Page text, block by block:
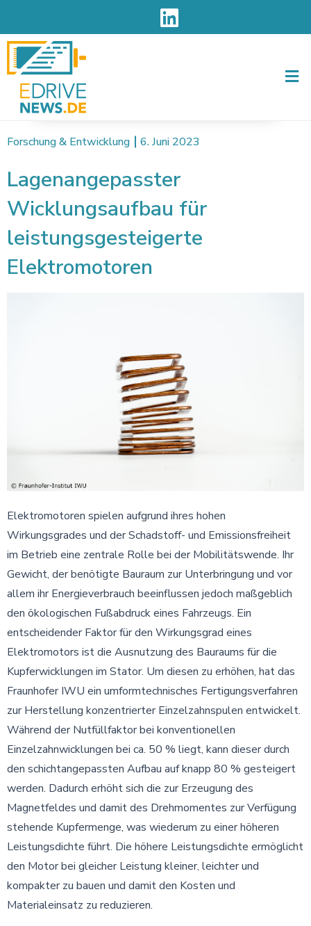
Forschung & Entwicklung 6. Juni 2023
Lagenangepasster
Wicklungsaufbau für
leistungsgesteigerte
Elektromotoren
Elektromotoren spielen aufgrund ihres hohen
Wirkungsgrades und der Schadstoff- und Emissionsfreiheit
im Betrieb eine zentrale Rolle bei der Mobilitätswende. Ihr
Gewicht, der benötigte Bauraum zur Unterbringung und vor
allem ihr Energieverbrauch beeinflussen jedoch maßgeblich
den ökologischen Fußabdruck eines Fahrzeugs. Ein
entscheidender Faktor für den Wirkungsgrad eines
Elektromotors ist die Ausnutzung des Bauraums für die
Kupferwicklungen im Stator. Um diesen zu erhöhen, hat das
Fraunhofer IWU ein umformtechnisches Fertigungsverfahren
zur Herstellung konzentrierter Einzelzahnspulen entwickelt.
Während der Nutfüllfaktor bei konventionellen
Einzelzahnwicklungen bei ca. 50 % liegt, kann dieser durch
den schichtangepassten Aufbau auf knapp 80 % gesteigert
werden. Dadurch erhöht sich die zur Erzeugung des
Magnetfeldes und damit des Drehmomentes zur Verfügung
stehende Kupfermenge, was wiederum zu einer höheren
Leistungsdichte führt. Die höhere Leistungsdichte ermöglicht
den Motor bei gleicher Leistung kleiner, leichter und
kompakter zu bauen und damit den Kosten und
Materialeinsatz zu reduzieren.